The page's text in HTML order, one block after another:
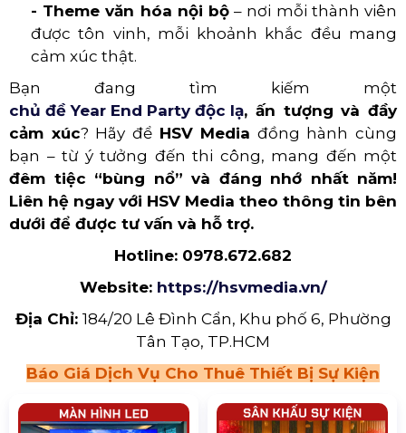
- Theme văn hóa nội bộ – nơi mỗi thành viên
được tôn vinh, mỗi khoảnh khắc đều mang
cảm xúc thật.
Bạn đang tìm kiếm một
chủ đề Year End Party độc lạ, ấn tượng và đầy
cảm xúc? Hãy để HSV Media đồng hành cùng
bạn – từ ý tưởng đến thi công, mang đến một
đêm tiệc “bùng nổ” và đáng nhớ nhất năm!
Liên hệ ngay với HSV Media theo thông tin bên
dưới để được tư vấn và hỗ trợ.
Hotline: 0978.672.682
Website: https://hsvmedia.vn/
Địa Chỉ: 184/20 Lê Đình Cẩn, Khu phố 6, Phường
Tân Tạo, TP.HCM
Báo Giá Dịch Vụ Cho Thuê Thiết Bị Sự Kiện